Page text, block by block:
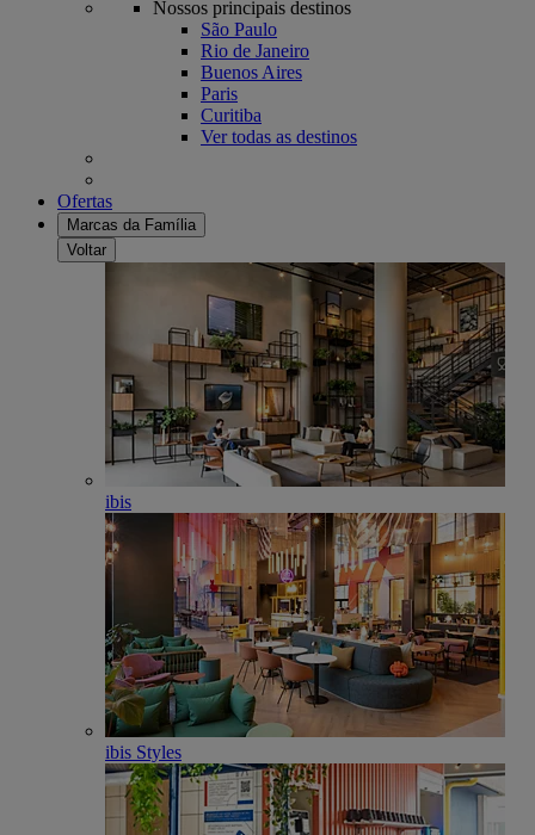
Nossos principais destinos
São Paulo
Rio de Janeiro
Buenos Aires
Paris
Curitiba
Ver todas as destinos
Ofertas
Marcas da Família
Voltar
ibis
ibis Styles